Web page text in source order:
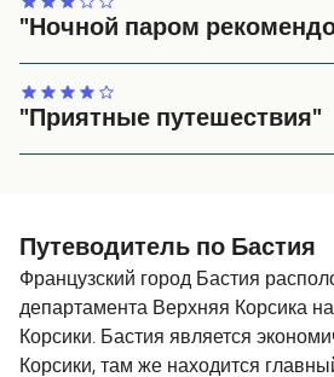
"Ночной паром
каюта была простая, но чистая с
кроватями. Чувствовал себя
"Приятные путешествия"
удобной каютой. Персонал был
услужливый.
Путеводитель по Бастия
Французский город Бастия
департамента Верхняя Корсика
Корсики. Бастия является
Корсики, там же находится